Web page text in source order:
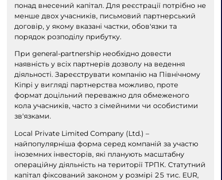
понад внесений капітал. Для реєстрації потрібно не
менше двох учасників, письмовий партнерський
договір, у якому вказані частки, обов'язки та
порядок розподілу прибутку.
При general-partnership необхідно довести
наявність у всіх партнерів дозволу на ведення
діяльності. Зареєструвати компанію на Північному
Кіпрі у вигляді партнерства можливо, проте
формат доцільний переважно для обмеженого
кола учасників, часто з сімейними чи особистими
зв'язками.
Local Private Limited Company (Ltd.) –
найпопулярніша форма серед компаній за участю
іноземних інвесторів, які планують масштабну
операційну діяльність на території ТРПК. Статутний
капітал фіксований законом у розмірі 25 тис. EUR,